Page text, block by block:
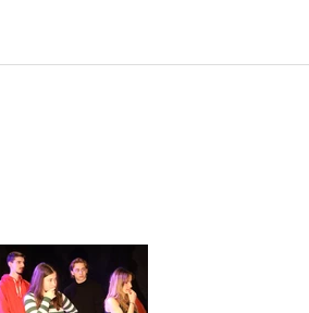
Marais : voici 4
ton talent (+ tes